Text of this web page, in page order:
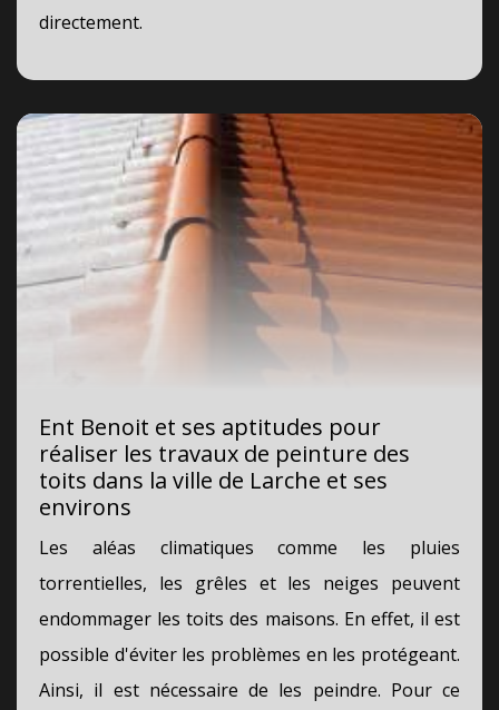
directement.
Ent Benoit et ses aptitudes pour
réaliser les travaux de peinture des
toits dans la ville de Larche et ses
environs
Les aléas climatiques comme les pluies
torrentielles, les grêles et les neiges peuvent
endommager les toits des maisons. En effet, il est
possible d'éviter les problèmes en les protégeant.
Ainsi, il est nécessaire de les peindre. Pour ce